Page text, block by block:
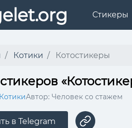
Стикеры
Котики Котостикеры
КотикиАвтор: Человек со стажем
в Telegram